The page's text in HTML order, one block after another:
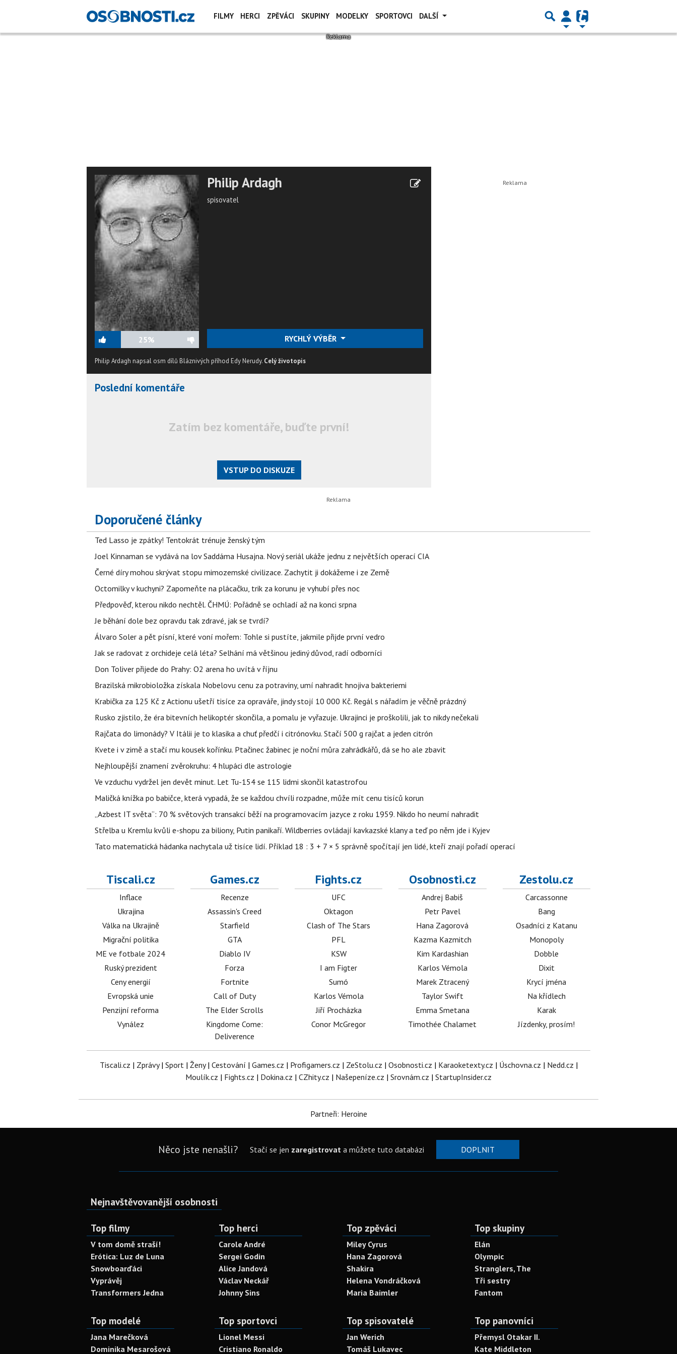
FILMY HERCI ZPĚVÁCI SKUPINY MODELKY SPORTOVCI DALŠÍ
25%
Philip Ardagh
spisovatel
RYCHLÝ VÝBĚR
Philip Ardagh napsal osm dílů Bláznivých příhod Edy Nerudy. Celý životopis
Poslední komentáře
Zatím bez komentáře, buďte první!
VSTUP DO DISKUZE
Doporučené články
Ted Lasso je zpátky! Tentokrát trénuje ženský tým
Joel Kinnaman se vydává na lov Saddáma Husajna. Nový seriál ukáže jednu z největších operací CIA
Černé díry mohou skrývat stopu mimozemské civilizace. Zachytit ji dokážeme i ze Země
Octomilky v kuchyni? Zapomeňte na plácačku, trik za korunu je vyhubí přes noc
Předpověď, kterou nikdo nechtěl. ČHMÚ: Pořádně se ochladí až na konci srpna
Je běhání dole bez opravdu tak zdravé, jak se tvrdí?
Álvaro Soler a pět písní, které voní mořem: Tohle si pustíte, jakmile přijde první vedro
Jak se radovat z orchideje celá léta? Selhání má většinou jediný důvod, radí odborníci
Don Toliver přijede do Prahy: O2 arena ho uvítá v říjnu
Brazilská mikrobioložka získala Nobelovu cenu za potraviny, umí nahradit hnojiva bakteriemi
Krabička za 125 Kč z Actionu ušetří tisíce za opraváře, jindy stojí 10 000 Kč. Regál s nářadím je věčně prázdný
Rusko zjistilo, že éra bitevních helikoptér skončila, a pomalu je vyřazuje. Ukrajinci je proškolili, jak to nikdy nečekali
Rajčata do limonády? V Itálii je to klasika a chuť předčí i citrónovku. Stačí 500 g rajčat a jeden citrón
Kvete i v zimě a stačí mu kousek kořínku. Ptačinec žabinec je noční můra zahrádkářů, dá se ho ale zbavit
Nejhloupější znamení zvěrokruhu: 4 hlupáci dle astrologie
Ve vzduchu vydržel jen devět minut. Let Tu-154 se 115 lidmi skončil katastrofou
Maličká knížka po babičce, která vypadá, že se každou chvíli rozpadne, může mít cenu tisíců korun
„Azbest IT světa“: 70 % světových transakcí běží na programovacím jazyce z roku 1959. Nikdo ho neumí nahradit
Střelba u Kremlu kvůli e-shopu za biliony, Putin panikaří. Wildberries ovládají kavkazské klany a teď po něm jde i Kyjev
Tato matematická hádanka nachytala už tisíce lidí. Příklad 18 : 3 + 7 × 5 správně spočítají jen lidé, kteří znají pořadí operací
Tiscali.cz
Inflace
Ukrajina
Válka na Ukrajině
Migrační politika
ME ve fotbale 2024
Ruský prezident
Ceny energií
Evropská unie
Penzijní reforma
Vynález
Games.cz
Recenze
Assassin's Creed
Starfield
GTA
Diablo IV
Forza
Fortnite
Call of Duty
The Elder Scrolls
Kingdome Come:
Deliverence
Fights.cz
UFC
Oktagon
Clash of The Stars
PFL
KSW
I am Figter
Sumó
Karlos Vémola
Jiří Procházka
Conor McGregor
Osobnosti.cz
Andrej Babiš
Petr Pavel
Hana Zagorová
Kazma Kazmitch
Kim Kardashian
Karlos Vémola
Marek Ztracený
Taylor Swift
Emma Smetana
Timothée Chalamet
Zestolu.cz
Carcassonne
Bang
Osadníci z Katanu
Monopoly
Dobble
Dixit
Krycí jména
Na křídlech
Karak
Jízdenky, prosím!
Tiscali.cz | Zprávy| Sport| Ženy| Cestování | Games.cz | Profigamers.cz | ZeStolu.cz | Osobnosti.cz | Karaoketexty.cz | Úschovna.cz | Nedd.cz |
Moulík.cz | Fights.cz | Dokina.cz | CZhity.cz | Našepeníze.cz | Srovnám.cz | StartupInsider.cz
Partneři: Heroine
Něco jste nenašli? Stačí se jen zaregistrovata můžete tuto databázi DOPLNIT
Nejnavštěvovanější osobnosti
Top filmy
V tom domě straší!
Erótica: Luz de Luna
Snowboarďáci
Vyprávěj
Transformers Jedna
Top herci
Carole André
Sergei Godin
Alice Jandová
Václav Neckář
Johnny Sins
Top zpěváci
Miley Cyrus
Hana Zagorová
Shakira
Helena Vondráčková
Maria Baimler
Top skupiny
Elán
Olympic
Stranglers, The
Tři sestry
Fantom
Top modelé
Jana Marečková
Dominika Mesarošová
Top sportovci
Lionel Messi
Cristiano Ronaldo
Top spisovatelé
Jan Werich
Tomáš Lukavec
Top panovníci
Přemysl Otakar II.
Kate Middleton